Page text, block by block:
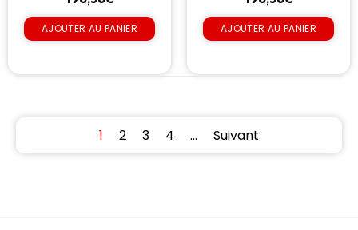
AJOUTER AU PANIER AJOUTER AU PANIER
1 2 3 4 … Suivant